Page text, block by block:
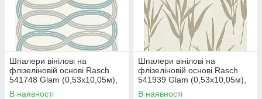
Шпалери вінілові на
флізеліновій основі Rasch
541748 Glam (0,53х10,05м),
Разные цвета, Різні кольора
В наявності
Шпалери вінілові на
флізеліновій основі Rasch
541939 Glam (0,53х10,05м),
Бежевий, Бежевий
В наявності